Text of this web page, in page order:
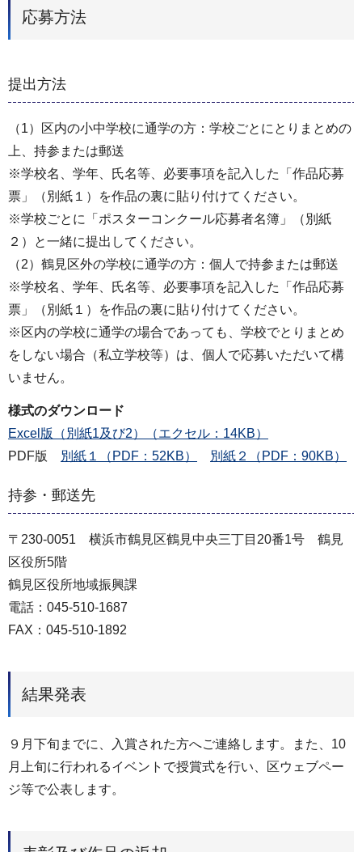
応募方法
提出方法
（1）区内の小中学校に通学の方：学校ごとにとりまとめの
上、持参または郵送
※学校名、学年、氏名等、必要事項を記入した「作品応募
票」（別紙１）を作品の裏に貼り付けてください。
※学校ごとに「ポスターコンクール応募者名簿」（別紙
２）と一緒に提出してください。
（2）鶴見区外の学校に通学の方：個人で持参または郵送
※学校名、学年、氏名等、必要事項を記入した「作品応募
票」（別紙１）を作品の裏に貼り付けてください。
※区内の学校に通学の場合であっても、学校でとりまとめ
をしない場合（私立学校等）は、個人で応募いただいて構
いません。
様式のダウンロード
Excel版（別紙1及び2）（エクセル：14KB）
PDF版
別紙１（PDF：52KB） 別紙２（PDF：90KB）
持参・郵送先
〒230-0051 横浜市鶴見区鶴見中央三丁目20番1号 鶴見
区役所5階
鶴見区役所地域振興課
電話：045-510-1687
FAX：045-510-1892
結果発表
９月下旬までに、入賞された方へご連絡します。また、10
月上旬に行われるイベントで授賞式を行い、区ウェブペー
ジ等で公表します。